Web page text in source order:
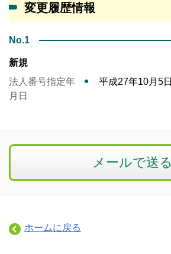
変更履歴情報
No.1
新規
法人番号指定年
月日
平成27年10月5日
メールで送る
ホームに戻る